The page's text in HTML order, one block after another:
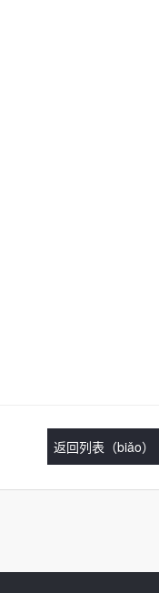
返回列表（biǎo）